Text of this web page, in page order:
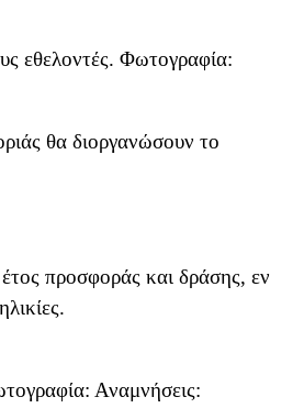
εθελοντές. Φωτογραφία:
θα διοργανώσουν το
έτος προσφοράς και δράσης, εν
Αναμνήσεις: